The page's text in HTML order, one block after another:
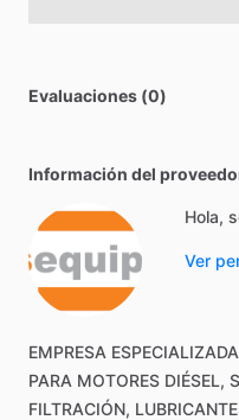
Evaluaciones (0)
Información del
Hola,
Ver
EMPRESA ESPECIALIZADA
PARA MOTORES DIÉSEL,
FILTRACIÓN,